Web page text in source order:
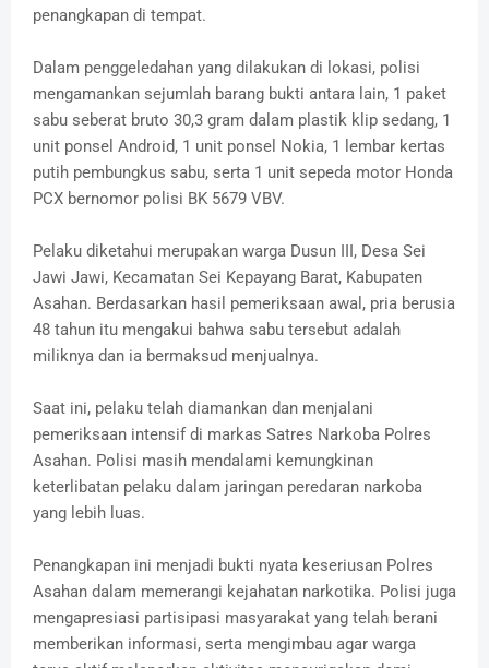
penangkapan di tempat.
Dalam penggeledahan yang dilakukan di lokasi, polisi
mengamankan sejumlah barang bukti antara lain, 1 paket
sabu seberat bruto 30,3 gram dalam plastik klip sedang, 1
unit ponsel Android, 1 unit ponsel Nokia, 1 lembar kertas
putih pembungkus sabu, serta 1 unit sepeda motor Honda
PCX bernomor polisi BK 5679 VBV.
Pelaku diketahui merupakan warga Dusun III, Desa Sei
Jawi Jawi, Kecamatan Sei Kepayang Barat, Kabupaten
Asahan. Berdasarkan hasil pemeriksaan awal, pria berusia
48 tahun itu mengakui bahwa sabu tersebut adalah
miliknya dan ia bermaksud menjualnya.
Saat ini, pelaku telah diamankan dan menjalani
pemeriksaan intensif di markas Satres Narkoba Polres
Asahan. Polisi masih mendalami kemungkinan
keterlibatan pelaku dalam jaringan peredaran narkoba
yang lebih luas.
Penangkapan ini menjadi bukti nyata keseriusan Polres
Asahan dalam memerangi kejahatan narkotika. Polisi juga
mengapresiasi partisipasi masyarakat yang telah berani
memberikan informasi, serta mengimbau agar warga